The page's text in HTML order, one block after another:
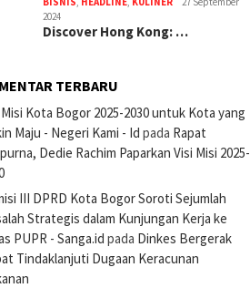
2024
Discover Hong Kong: …
TERBARU
Kota Bogor 2025-2030 untuk Kota yang
Maju - Negeri Kami - Id pada Rapat
Dedie Rachim Paparkan Visi Misi 2025-
III DPRD Kota Bogor Soroti Sejumlah
Strategis dalam Kunjungan Kerja ke
PUPR - Sanga.id pada Dinkes Bergerak
Tindaklanjuti Dugaan Keracunan